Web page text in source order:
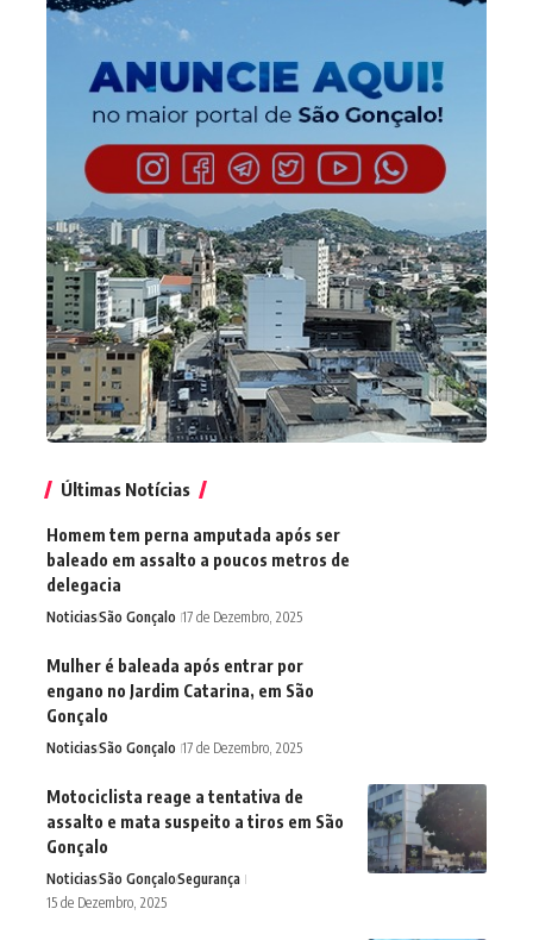
Últimas Notícias
Homem tem perna amputada após ser
baleado em assalto a poucos metros de
delegacia
NoticiasSão Gonçalo 17 de Dezembro, 2025
Mulher é baleada após entrar por
engano no Jardim Catarina, em São
Gonçalo
NoticiasSão Gonçalo 17 de Dezembro, 2025
Motociclista reage a tentativa de
assalto e mata suspeito a tiros em São
Gonçalo
NoticiasSão GonçaloSegurança
15 de Dezembro, 2025